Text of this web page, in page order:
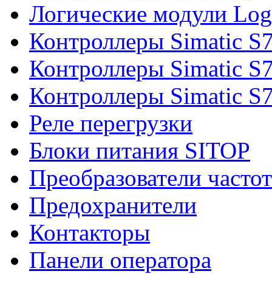
Логические модули
Контроллеры Simatic
Контроллеры Simatic
Контроллеры Simatic
Реле перегрузки
Блоки питания SITOP
Преобразователи
Предохранители
Контакторы
Панели оператора